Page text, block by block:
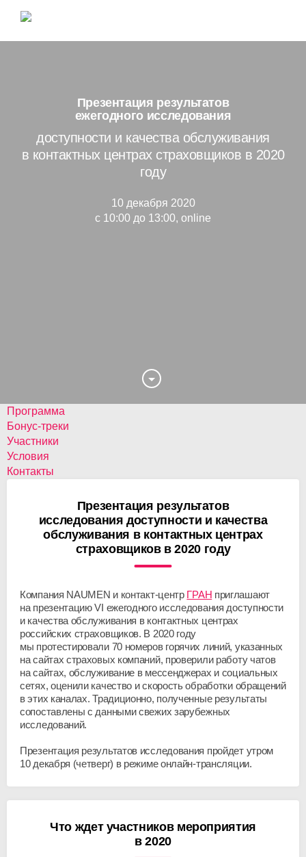
Презентация результатов
ежегодного исследования
доступности и качества обслуживания
в контактных центрах страховщиков в 2020
году
10 декабря 2020
с 10:00 до 13:00, online
Программа
Бонус-треки
Участники
Условия
Контакты
Презентация результатов
исследования доступности и качества
обслуживания в контактных центрах
страховщиков в 2020 году
Компания NAUMEN и контакт-центр ГРАН приглашают
на презентацию VI ежегодного исследования доступности
и качества обслуживания в контактных центрах
российских страховщиков. В 2020 году
мы протестировали 70 номеров горячих линий, указанных
на сайтах страховых компаний, проверили работу чатов
на сайтах, обслуживание в мессенджерах и социальных
сетях, оценили качество и скорость обработки обращений
в этих каналах. Традиционно, полученные результаты
сопоставлены с данными свежих зарубежных
исследований.
Презентация результатов исследования пройдет утром
10 декабря (четверг) в режиме онлайн-трансляции.
Что ждет участников мероприятия
в 2020